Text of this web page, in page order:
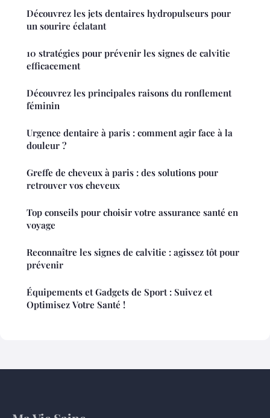
Découvrez les jets dentaires hydropulseurs pour
un sourire éclatant
10 stratégies pour prévenir les signes de calvitie
efficacement
Découvrez les principales raisons du ronflement
féminin
Urgence dentaire à paris : comment agir face à la
douleur ?
Greffe de cheveux à paris : des solutions pour
retrouver vos cheveux
Top conseils pour choisir votre assurance santé en
voyage
Reconnaître les signes de calvitie : agissez tôt pour
prévenir
Équipements et Gadgets de Sport : Suivez et
Optimisez Votre Santé !